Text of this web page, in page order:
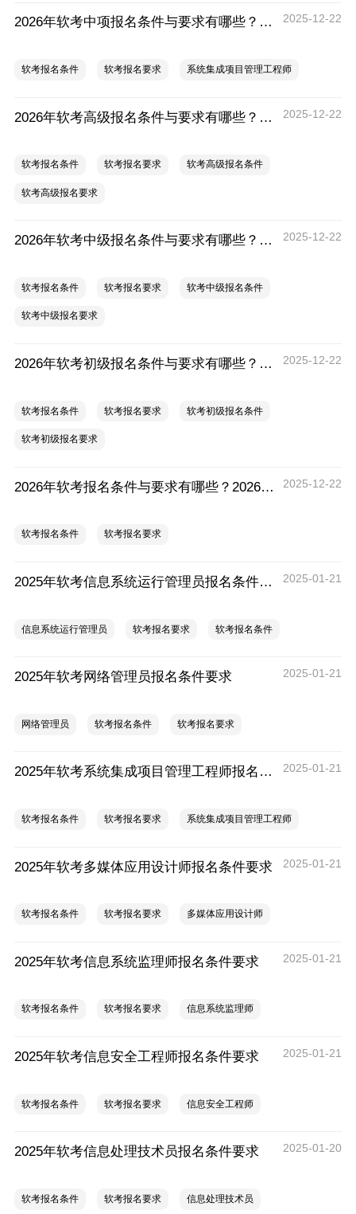
2026年软考中项报名条件与要求有哪些？2026年软考中项报名条件及流程 2025-12-22
软考报名条件 软考报名要求 系统集成项目管理工程师
2026年软考高级报名条件与要求有哪些？2026年软考高级报名条件及流程 2025-12-22
软考报名条件 软考报名要求 软考高级报名条件
软考高级报名要求
2026年软考中级报名条件与要求有哪些？2026年软考中级报名条件及流程 2025-12-22
软考报名条件 软考报名要求 软考中级报名条件
软考中级报名要求
2026年软考初级报名条件与要求有哪些？2026年软考初级报名条件及流程 2025-12-22
软考报名条件 软考报名要求 软考初级报名条件
软考初级报名要求
2026年软考报名条件与要求有哪些？2026年软考报名条件及流程 2025-12-22
软考报名条件 软考报名要求
2025年软考信息系统运行管理员报名条件要求 2025-01-21
信息系统运行管理员 软考报名要求 软考报名条件
2025年软考网络管理员报名条件要求 2025-01-21
网络管理员 软考报名条件 软考报名要求
2025年软考系统集成项目管理工程师报名条件要求 2025-01-21
软考报名条件 软考报名要求 系统集成项目管理工程师
2025年软考多媒体应用设计师报名条件要求 2025-01-21
软考报名条件 软考报名要求 多媒体应用设计师
2025年软考信息系统监理师报名条件要求 2025-01-21
软考报名条件 软考报名要求 信息系统监理师
2025年软考信息安全工程师报名条件要求 2025-01-21
软考报名条件 软考报名要求 信息安全工程师
2025年软考信息处理技术员报名条件要求 2025-01-20
软考报名条件 软考报名要求 信息处理技术员